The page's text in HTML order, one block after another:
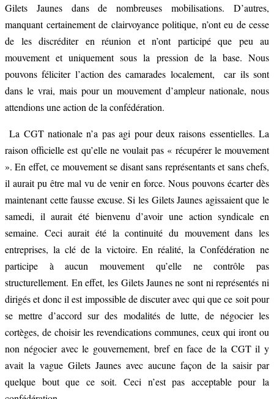
Gilets Jaunes dans de nombreuses mobilisations. D’autres,
manquant certainement de clairvoyance politique, n’ont eu de cesse
de les discréditer en réunion et n’ont participé que peu au
mouvement et uniquement sous la pression de la base. Nous
pouvons féliciter l’action des camarades localement, car ils sont
dans le vrai, mais pour un mouvement d’ampleur nationale, nous
attendions une action de la confédération.
La CGT nationale n’a pas agi pour deux raisons essentielles. La
raison officielle est qu’elle ne voulait pas « récupérer le mouvement
». En effet, ce mouvement se disant sans représentants et sans chefs,
il aurait pu être mal vu de venir en force. Nous pouvons écarter dès
maintenant cette fausse excuse. Si les Gilets Jaunes agissaient que le
samedi, il aurait été bienvenu d’avoir une action syndicale en
semaine. Ceci aurait été la continuité du mouvement dans les
entreprises, la clé de la victoire. En réalité, la Confédération ne
participe à aucun mouvement qu’elle ne contrôle pas
structurellement. En effet, les Gilets Jaunes ne sont ni représentés ni
dirigés et donc il est impossible de discuter avec qui que ce soit pour
se mettre d’accord sur des modalités de lutte, de négocier les
cortèges, de choisir les revendications communes, ceux qui iront ou
non négocier avec le gouvernement, bref en face de la CGT il y
avait la vague Gilets Jaunes avec aucune façon de la saisir par
quelque bout que ce soit. Ceci n’est pas acceptable pour la